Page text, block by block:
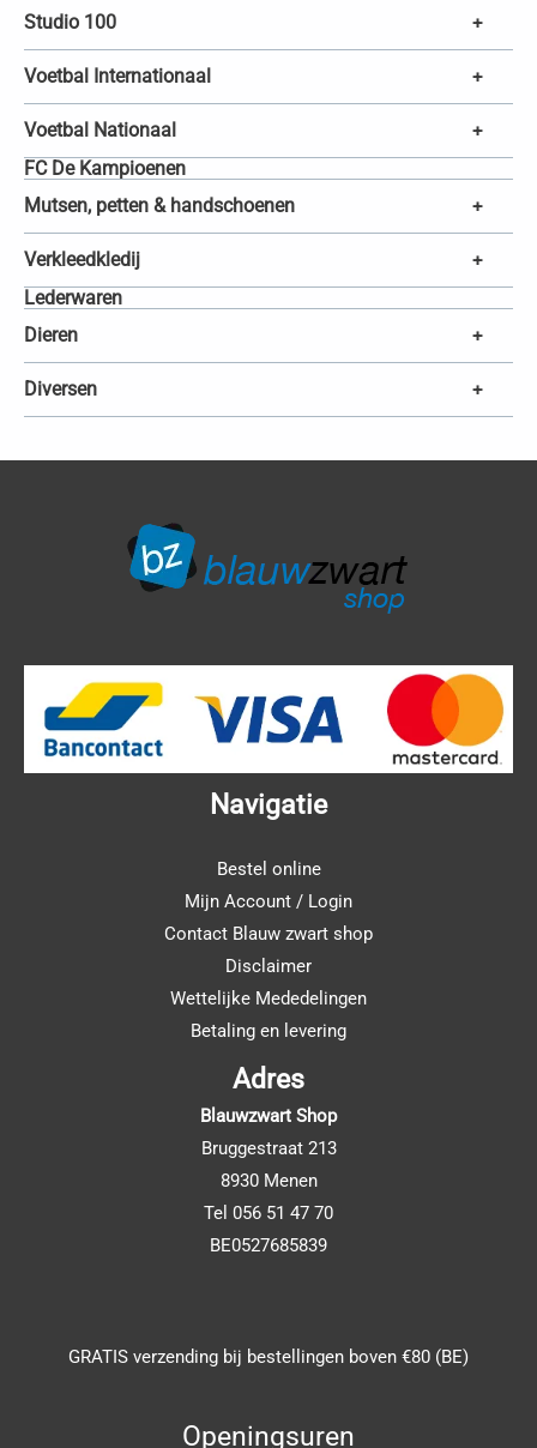
Studio 100 +
Voetbal Internationaal +
Voetbal Nationaal +
FC De Kampioenen
Mutsen, petten & handschoenen
+
Verkleedkledij +
Lederwaren
Dieren
+
Diversen +
Navigatie
Bestel online
Mijn Account / Login
Contact Blauw zwart shop
Disclaimer
Wettelijke Mededelingen
Betaling en levering
Adres
Blauwzwart Shop
Bruggestraat 213
8930 Menen
Tel 056 51 47 70
BE0527685839
GRATIS verzending bij bestellingen boven €80 (BE)
Openingsuren